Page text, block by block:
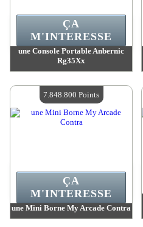
une Console Portable Anbernic
Rg35Xx
Quantité Disponible :4
ÇA
M'INTERESSE
une Mini Borne My Arcade Contra
ÇA
M'INTERESSE
7.848.800 Points